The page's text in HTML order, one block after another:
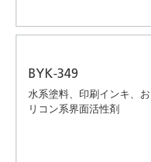
BYK-349
水系塗料、印刷インキ、
リコン系界面活性剤